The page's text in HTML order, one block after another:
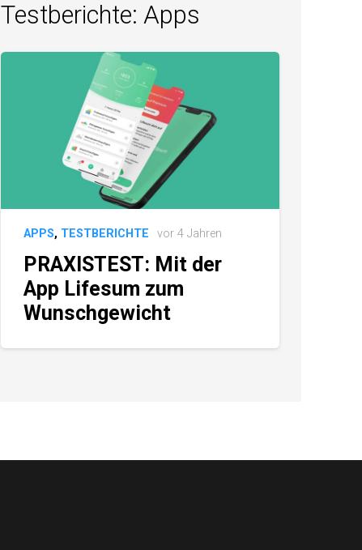
Testberichte: Apps
APPS, TESTBERICHTE vor 4 Jahren
PRAXISTEST: Mit der
App Lifesum zum
Wunschgewicht